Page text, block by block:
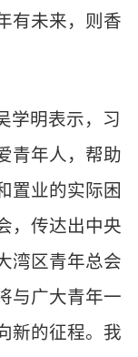
有未来，则香
学明表示，习
青年人，帮助
置业的实际困
，传达出中央
湾区青年总会
与广大青年一
新的征程。我